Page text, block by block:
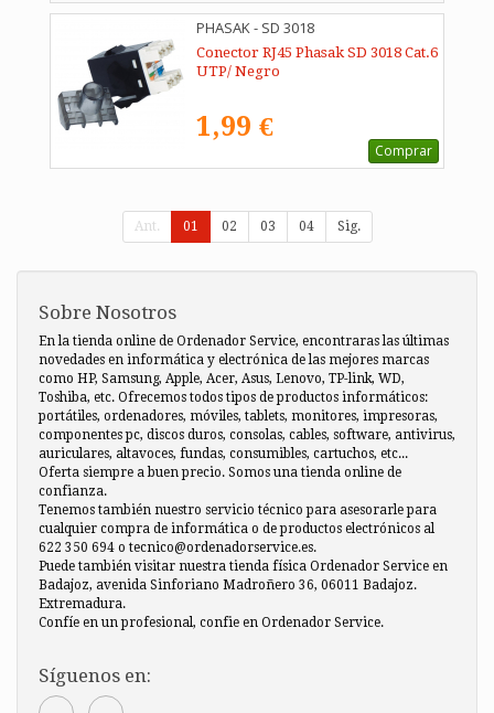
PHASAK - SD 3018
Conector RJ45 Phasak SD 3018 Cat.6
UTP/ Negro
1,99 €
Comprar
Ant. 01 02 03 04 Sig.
Sobre Nosotros
En la tienda online de Ordenador Service, encontraras las últimas
novedades en informática y electrónica de las mejores marcas
como HP, Samsung, Apple, Acer, Asus, Lenovo, TP-link, WD,
Toshiba, etc. Ofrecemos todos tipos de productos informáticos:
portátiles, ordenadores, móviles, tablets, monitores, impresoras,
componentes pc, discos duros, consolas, cables, software, antivirus,
auriculares, altavoces, fundas, consumibles, cartuchos, etc...
Oferta siempre a buen precio. Somos una tienda online de
confianza.
Tenemos también nuestro servicio técnico para asesorarle para
cualquier compra de informática o de productos electrónicos al
622 350 694 o tecnico@ordenadorservice.es.
Puede también visitar nuestra tienda física Ordenador Service en
Badajoz, avenida Sinforiano Madroñero 36, 06011 Badajoz.
Extremadura.
Confíe en un profesional, confie en Ordenador Service.
Síguenos en: